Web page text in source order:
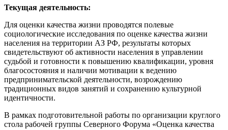
Текущая деятельность:
Для оценки качества жизни проводятся полевые
социологические исследования по оценке качества жизни
населения на территории АЗ РФ, результаты которых
свидетельствуют об активности населения в управлении
судьбой и готовности к повышению квалификации, уровня
благосостояния и наличии мотивации к ведению
предпринимательской деятельности, возрождению
традиционных видов занятий и сохранению культурной
идентичности.
В рамках подготовительной работы по организации круглого
стола рабочей группы Северного Форума «Оценка качества